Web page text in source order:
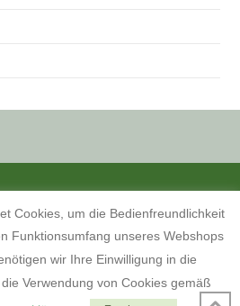
UND ANFAHRTSBESCHREIBUNG
IMPRESSUM
Cookies, um die Bedienfreundlichkeit
Funktionsumfang unseres Webshops
wir Ihre Einwilligung in die
Verwendung von Cookies gemäß